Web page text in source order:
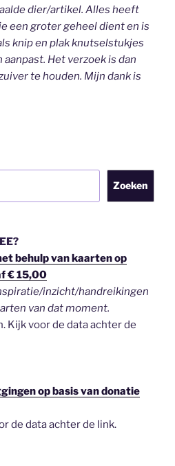
dier/artikel. Alles heeft
een groter geheel dient en is
knip en plak knutselstukjes
Het verzoek is dan
te houden. Mijn dank is
Zoeken
behulp van kaarten op
€ 15,00
inzicht/handreikingen
van dat moment.
Kijk voor de data achter de
op basis van donatie
de data achter de link.